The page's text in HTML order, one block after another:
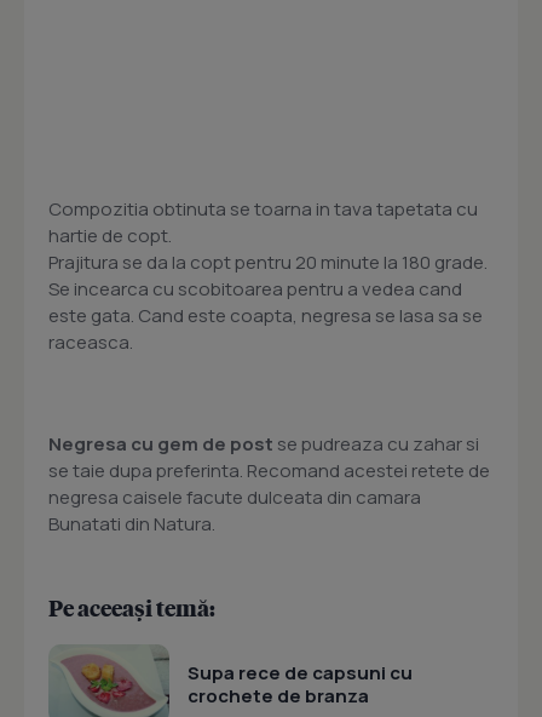
Compozitia obtinuta se toarna in tava tapetata cu
hartie de copt.
Prajitura se da la copt pentru 20 minute la 180 grade.
Se incearca cu scobitoarea pentru a vedea cand
este gata. Cand este coapta, negresa se lasa sa se
raceasca.
Negresa cu gem de post se pudreaza cu zahar si
se taie dupa preferinta. Recomand acestei retete de
negresa caisele facute dulceata din camara
Bunatati din Natura.
Pe aceeași temă:
Supa rece de capsuni cu
crochete de branza